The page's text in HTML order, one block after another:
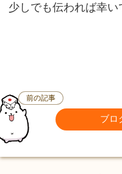
少しでも伝われば幸い
前の記事
ブロ